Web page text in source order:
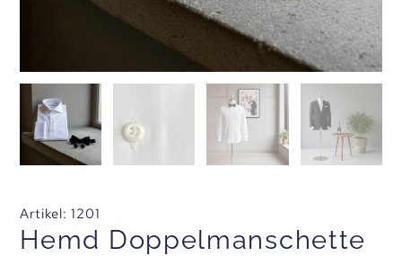
Artikel: 1201
Hemd Doppelmanschette